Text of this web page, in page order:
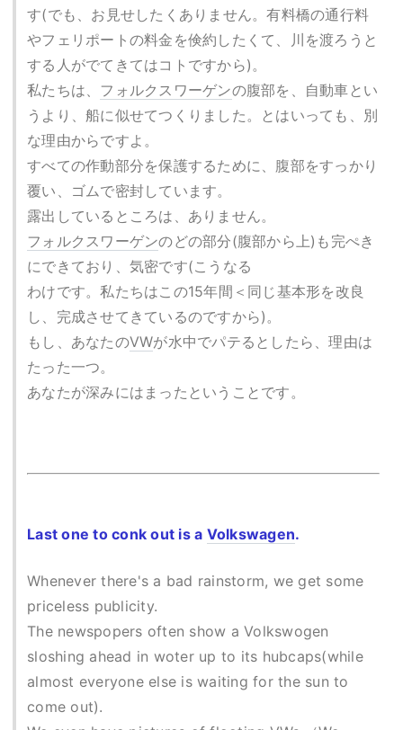
す(でも、お見せしたくありません。有料橋の通行料
やフェリポートの料金を倹約したくて、川を渡ろうと
する人がでてきてはコトですから)。
私たちは、 フォルクスワーゲンの腹部を、自動車とい
うより、船に似せてつくりました。とはいっても、別
な理由からですよ。
すべての作動部分を保護するために、腹部をすっかり
覆い、ゴムで密封しています。
露出しているところは、ありません。
フォルクスワーゲンのどの部分(腹部から上)も完ぺき
にできており、気密です(こうなる
わけです。私たちはこの15年間＜同じ基本形を改良
し、完成させてきているのですから)。
もし、あなたのVWが水中でパテるとしたら、理由は
たった一つ。
あなたが深みにはまったということです。
Last one to conk out is a Volkswagen.
Whenever there's a bad rainstorm, we get some
priceless publicity.
The newspopers often show a Volkswogen
sloshing ahead in woter up to its hubcaps(while
almost everyone else is waiting for the sun to
come out).